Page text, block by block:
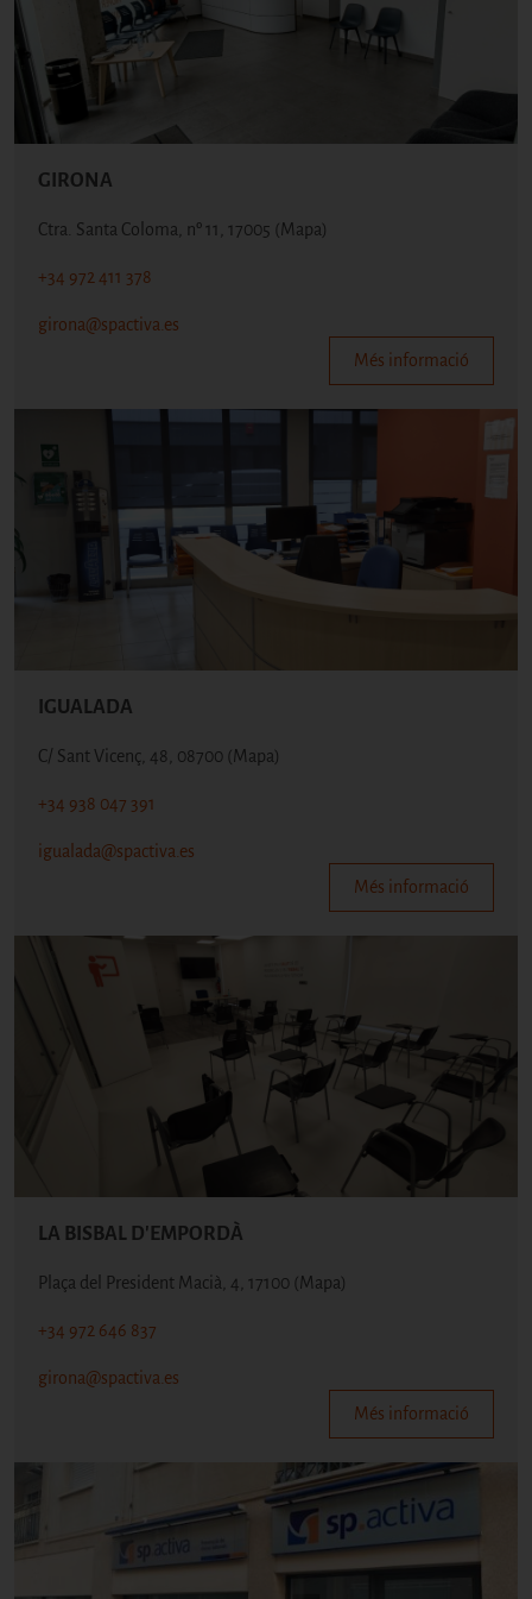
GIRONA
Ctra. Santa Coloma, nº 11, 17005 (Mapa)
+34 972 411 378
girona@spactiva.es
Més informació
IGUALADA
C/ Sant Vicenç, 48, 08700 (Mapa)
+34 938 047 391
igualada@spactiva.es
Més informació
LA BISBAL D'EMPORDÀ
Plaça del President Macià, 4, 17100 (Mapa)
+34 972 646 837
girona@spactiva.es
Més informació